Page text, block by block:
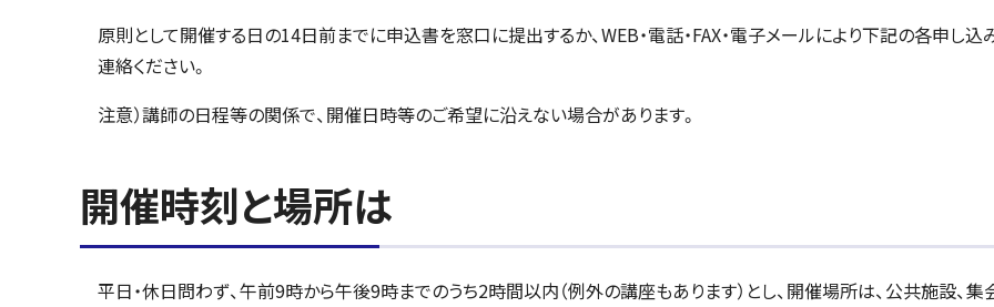
原則として開催する日の14日前までに申込書を窓口に提出するか、WEB・電話・FAX・電子メールにより下記の各申し込
連絡ください。
注意）講師の日程等の関係で、開催日時等のご希望に沿えない場合があります。
開催時刻と場所は
平日・休日問わず、午前9時から午後9時までのうち2時間以内（例外の講座もあります）とし、開催場所は、公共施設、